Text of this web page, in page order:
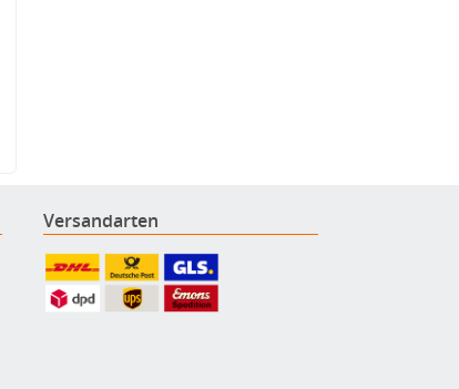
Versandarten